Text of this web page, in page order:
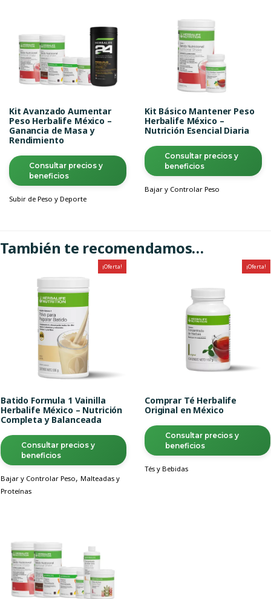
Kit Avanzado Aumentar
Peso Herbalife México –
Ganancia de Masa y
Rendimiento
Consultar precios y
beneficios
Subir de Peso y Deporte
Kit Básico Mantener Peso
Herbalife México –
Nutrición Esencial Diaria
Consultar precios y
beneficios
Bajar y Controlar Peso
También te recomendamos…
¡Oferta!
Batido Formula 1 Vainilla
Herbalife México – Nutrición
Completa y Balanceada
Consultar precios y
beneficios
Bajar y Controlar Peso, Malteadas y
Proteínas
¡Oferta!
Comprar Té Herbalife
Original en México
Consultar precios y
beneficios
Tés y Bebidas